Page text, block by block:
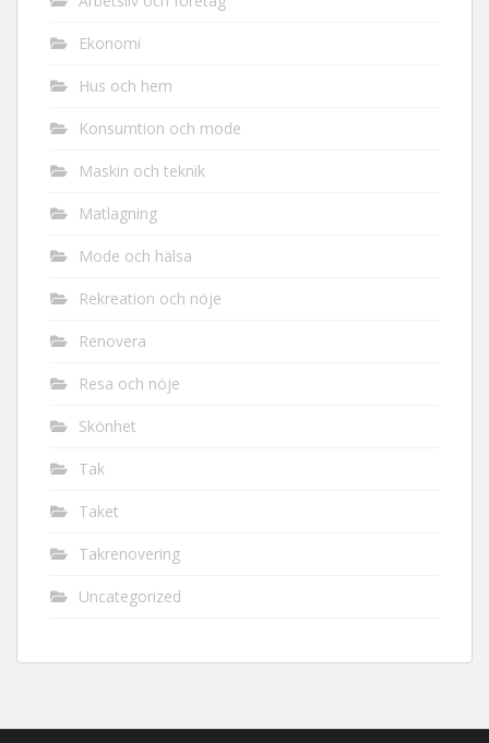
Ekonomi
Hus och hem
Konsumtion och mode
Maskin och teknik
Matlagning
Mode och hälsa
Rekreation och nöje
Renovera
Resa och nöje
Skönhet
Tak
Taket
Takrenovering
Uncategorized